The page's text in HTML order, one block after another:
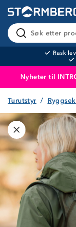
Søk etter
Rask
Nyheter til
Turutstyr